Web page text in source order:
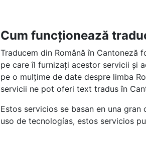
Cum funcționează
Traducem din Română în Cantoneză
pe care îl furnizați acestor servicii și
pe o mulțime de date despre limba
servicii ne pot oferi text tradus în
Estos servicios se basan en una
uso de tecnologías, estos servicios